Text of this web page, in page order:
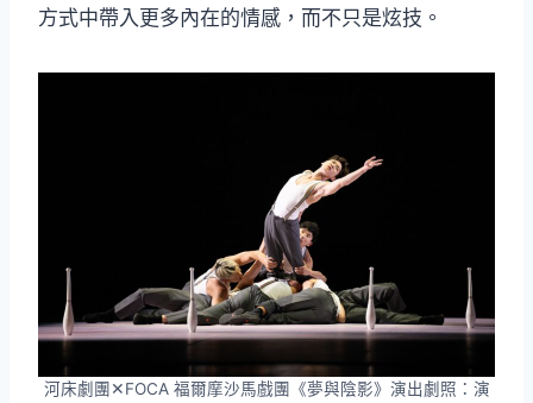
方式中帶入更多內在的情感，而不只是炫技。
河床劇團✕FOCA 福爾摩沙馬戲團《夢與陰影》演出劇照：演